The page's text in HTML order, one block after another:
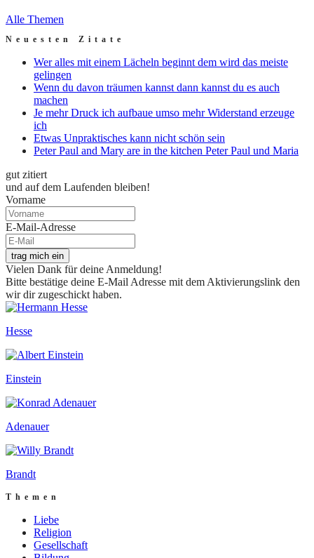
Alle Themen
Neuesten Zitate
Wer alles mit einem Lächeln beginnt dem wird das meiste
gelingen
Wenn du davon träumen kannst dann kannst du es auch
machen
Je mehr Druck ich aufbaue umso mehr Widerstand erzeuge
ich
Etwas Unpraktisches kann nicht schön sein
Peter Paul and Mary are in the kitchen Peter Paul und Maria
gut zitiert
und auf dem Laufenden bleiben!
Vorname
E-Mail-Adresse
trag mich ein
Vielen Dank für deine Anmeldung!
Bitte bestätige deine E-Mail Adresse mit dem Aktivierungslink den
wir dir zugeschickt haben.
Hesse
Einstein
Adenauer
Brandt
Themen
Liebe
Religion
Gesellschaft